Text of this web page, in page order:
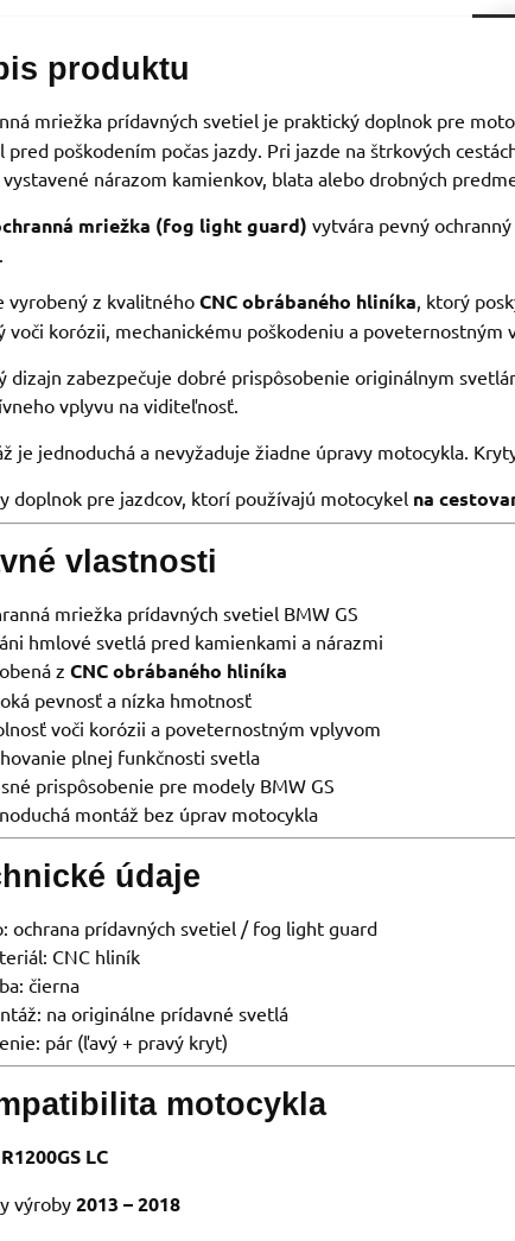
produktu
mriežka prídavných svetiel je praktický doplnok pre
pred poškodením počas jazdy. Pri jazde na štrkových
nárazom kamienkov, blata alebo drobných
mriežka (fog light guard) vytvára pevný
vyrobený z kvalitnéhoCNC obrábaného hliníka, ktorý
voči korózii, mechanickému poškodeniu a poveternostným
dizajn zabezpečuje dobré prispôsobenie originálnym
vplyvu na viditeľnosť.
je jednoduchá a nevyžaduje žiadne úpravy motocykla.
doplnok pre jazdcov, ktorí používajú motocykel na
vlastnosti
mriežka prídavných svetiel BMW GS
hmlové svetlá pred kamienkami a nárazmi
zCNC obrábaného hliníka
pevnosť a nízka hmotnosť
voči korózii a poveternostným vplyvom
plnej funkčnosti svetla
prispôsobenie pre modely BMW GS
montáž bez úprav motocykla
údaje
ochrana prídavných svetiel / fog light guard
CNC hliník
čierna
na originálne prídavné svetlá
pár (ľavý + pravý kryt)
motocykla
LC
výroby2013 – 2018